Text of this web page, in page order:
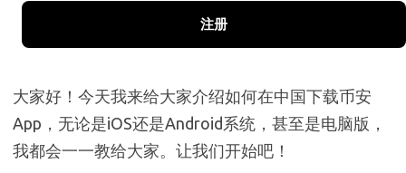
注册
大家好！今天我来给大家介绍如何在中国下载币安
App，无论是iOS还是Android系统，甚至是电脑版，
我都会一一教给大家。让我们开始吧！